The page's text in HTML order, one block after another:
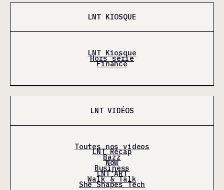
LNT KIOSQUE
LNT Kiosque
Hors série
Finance
LNT VIDÉOS
Toutes nos videos
LNT Récap
Bazz
Now
Business
LNT'ART
Walk & Talk
She Shapes Tech